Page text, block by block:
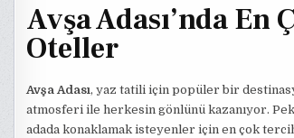
Avşa Adası’nda
Oteller
Avşa Adası, yaz tatili için popüler bir
atmosferi ile herkesin gönlünü kazanıyor.
adada konaklamak isteyenler için en çok